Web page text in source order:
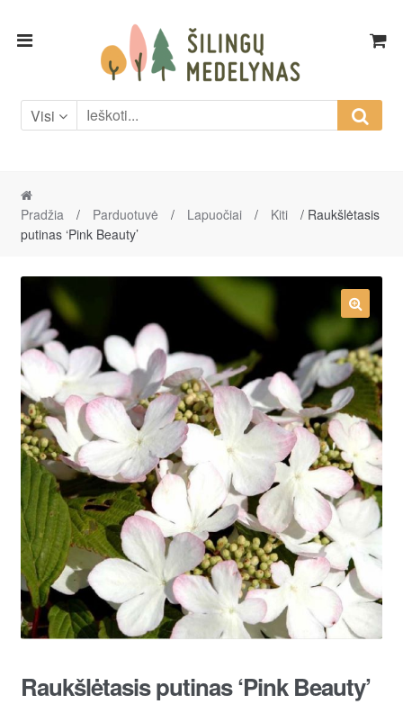
Skip
Skip
Visi
Pradžia / Parduotuvė / Lapuočiai / Kiti
/ Raukšlėtasis
putinas ‘Pink Beauty’
Raukšlėtasis putinas ‘Pink Beauty’